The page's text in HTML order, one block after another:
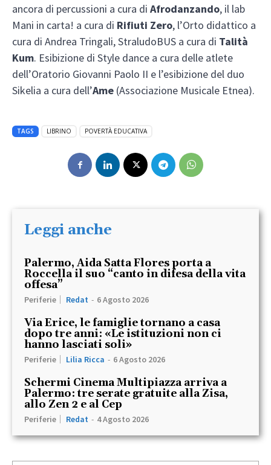
ancora di percussioni a cura di Afrodanzando, il lab
Mani in carta! a cura di Rifiuti Zero, l’Orto didattico a
cura di Andrea Tringali, StraludoBUS a cura di Talità
Kum. Esibizione di Style dance a cura delle atlete
dell’Oratorio Giovanni Paolo II e l’esibizione del duo
Sikelia a cura dell’Ame (Associazione Musicale Etnea).
TAGS LIBRINO POVERTÀ EDUCATIVA
Leggi anche
Palermo, Aida Satta Flores porta a
Roccella il suo “canto in difesa della vita
offesa”
Periferie Redat - 6 Agosto 2026
Via Erice, le famiglie tornano a casa
dopo tre anni: «Le istituzioni non ci
hanno lasciati soli»
Periferie Lilia Ricca - 6 Agosto 2026
Schermi Cinema Multipiazza arriva a
Palermo: tre serate gratuite alla Zisa,
allo Zen 2 e al Cep
Periferie Redat - 4 Agosto 2026